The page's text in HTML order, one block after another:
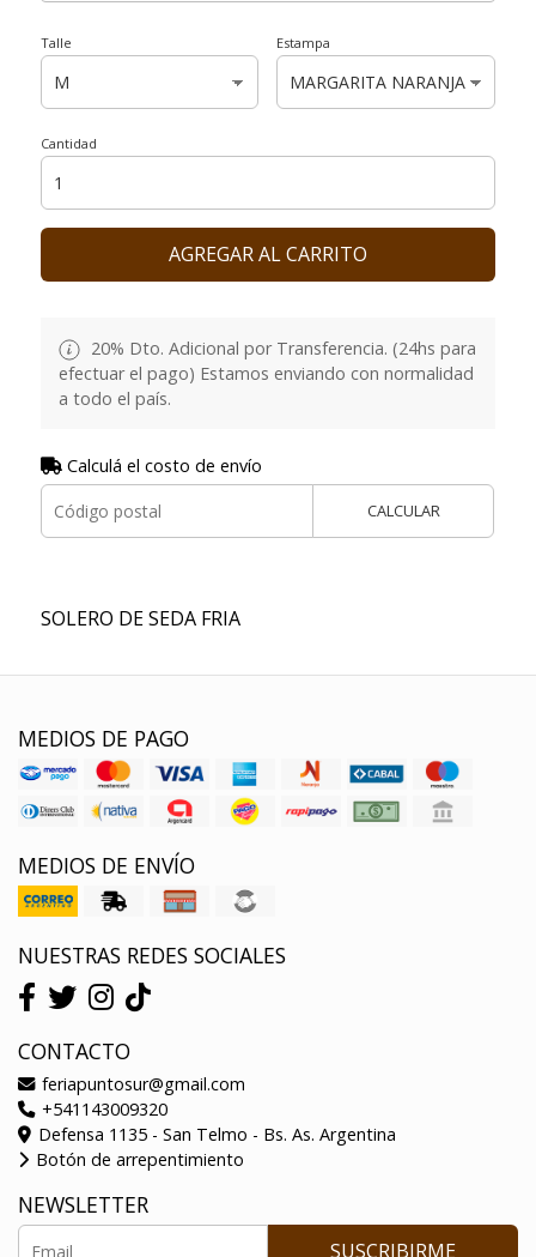
Talle Estampa
Cantidad
AGREGAR AL CARRITO
20% Dto. Adicional por Transferencia. (24hs para
efectuar el pago) Estamos enviando con normalidad
a todo el país.
Calculá el costo de envío
CALCULAR
SOLERO DE SEDA FRIA
MEDIOS DE PAGO
MEDIOS DE ENVÍO
NUESTRAS REDES SOCIALES
CONTACTO
feriapuntosur@gmail.com
+541143009320
Defensa 1135 - San Telmo - Bs. As. Argentina
Botón de arrepentimiento
NEWSLETTER
SUSCRIBIRME